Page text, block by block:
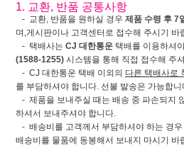
1. 교환, 반품 공통사항
- 교환, 반품을 원하실 경우 제품 수령 후 7
며,게시판이나 고객센터로 접수해 주시기 바
- 택배사는 CJ 대한통운 택배를 이용하셔
(1588-1255) 시스템을 통해 직접 접수해 주
- CJ 대한통운 택배 이외의 다른 택배사로
를 부담하셔야 합니다. 선불 발송은 가능합니
- 제품을 보내주실 때는 배송 중 파손되지
하셔서 보내주셔야 합니다.
- 배송비를 고객께서 부담하셔야 하는 경우
배송비를 물품에 동봉해서 보내지 마시기 바